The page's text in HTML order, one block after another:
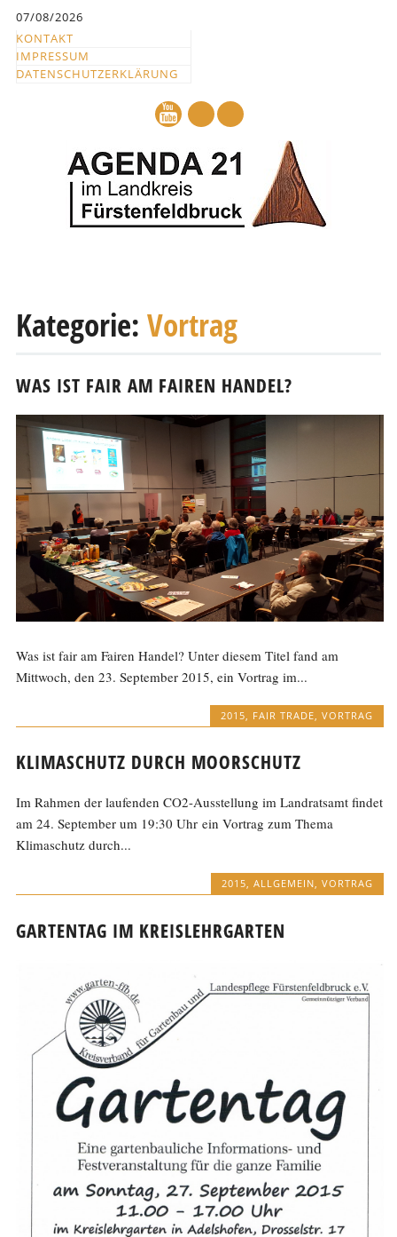
springen
07/08/2026
KONTAKT
IMPRESSUM
DATENSCHUTZERKLÄRUNG
zum
Kategorie: Vortrag
WAS IST FAIR AM FAIREN HANDEL?
Was ist fair am Fairen Handel? Unter diesem Titel fand am
Mittwoch, den 23. September 2015, ein Vortrag im...
2015, FAIR TRADE, VORTRAG
KLIMASCHUTZ DURCH MOORSCHUTZ
Im Rahmen der laufenden CO2-Ausstellung im Landratsamt findet
am 24. September um 19:30 Uhr ein Vortrag zum Thema
Klimaschutz durch...
2015, ALLGEMEIN, VORTRAG
GARTENTAG IM KREISLEHRGARTEN